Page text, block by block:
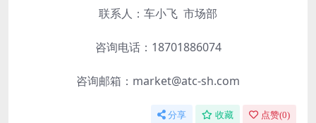
联系人：车小飞 市场部
咨询电话：18701886074
咨询邮箱：market@atc-sh.com
分享 收藏 点赞(0)